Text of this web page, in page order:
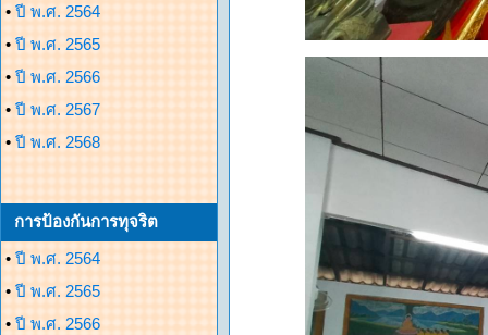
• ปี พ.ศ. 2564
• ปี พ.ศ. 2565
• ปี พ.ศ. 2566
• ปี พ.ศ. 2567
• ปี พ.ศ. 2568
การป้องกันการทุจริต
• ปี พ.ศ. 2564
• ปี พ.ศ. 2565
• ปี พ.ศ. 2566